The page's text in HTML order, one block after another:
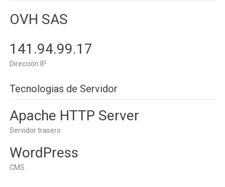
OVH SAS
141.94.99.17
Dirección IP
Tecnologias de Servidor
Apache HTTP Server
Servidor trasero
WordPress
CMS